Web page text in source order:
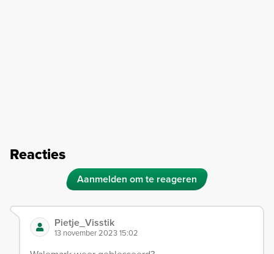
Reacties
Aanmelden om te reageren
Pietje_Visstik
13 november 2023 15:02